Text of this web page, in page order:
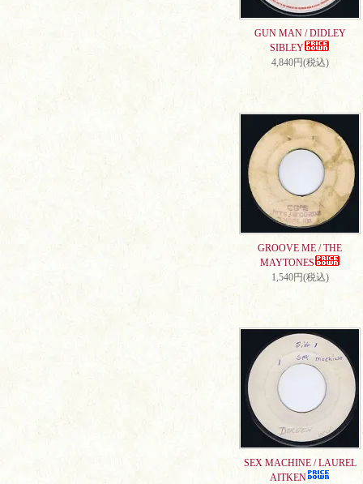
GUN MAN / DIDLEY
SIBLEY
4,840円(税込)
GROOVE ME / THE
MAYTONES
1,540円(税込)
SEX MACHINE / LAUREL
AITKEN